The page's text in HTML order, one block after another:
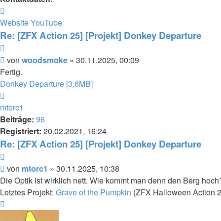
von
woodsmoke
WebsiteYouTube
Re: [ZFX Action 25] [Projekt] Donkey Departure
Beitrag
von woodsmoke » 30.11.2025, 00:09
Fertig.
Donkey Departure [3,6MB]
oben
mtorc1
Beiträge: 96
Registriert: 20.02.2021, 16:24
Re: [ZFX Action 25] [Projekt] Donkey Departure
Beitrag
von mtorc1 » 30.11.2025, 10:38
Die Optik ist wirklich nett. Wie kommt man denn den Berg
Letztes Projekt: Grave of the Pumpkin (ZFX Halloween Action